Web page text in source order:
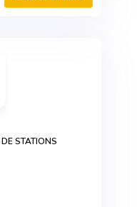
STATIONS